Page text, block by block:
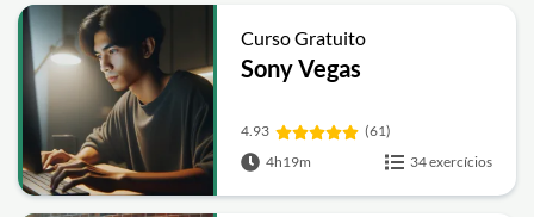
Curso Gratuito
Sony Vegas
4.93
(61)
4h19m
34 exercícios